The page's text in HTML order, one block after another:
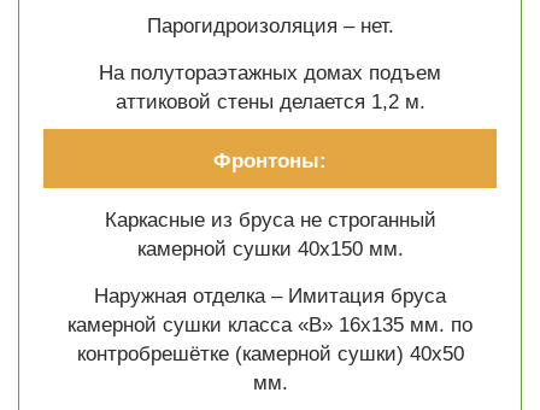
Парогидроизоляция – нет.
На полутораэтажных домах подъем
аттиковой стены делается 1,2 м.
Фронтоны:
Каркасные из бруса не строганный
камерной сушки 40х150 мм.
Наружная отделка – Имитация бруса
камерной сушки класса «В» 16х135 мм. по
контробрешётке (камерной сушки) 40х50
мм.